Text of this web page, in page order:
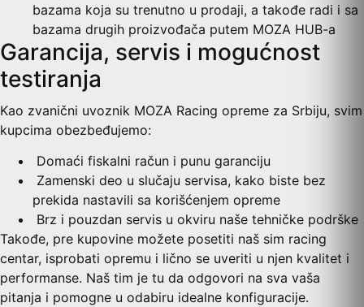
bazama koja su trenutno u prodaji, a takođe radi i sa
bazama drugih proizvođača putem MOZA HUB-a
Garancija, servis i mogućnost
testiranja
Kao zvanični uvoznik MOZA Racing opreme za Srbiju, svim
kupcima obezbeđujemo:
Domaći fiskalni račun i punu garanciju
Zamenski deo u slučaju servisa, kako biste bez
prekida nastavili sa korišćenjem opreme
Brz i pouzdan servis u okviru naše tehničke podrške
Takođe, pre kupovine možete posetiti naš sim racing
centar, isprobati opremu i lično se uveriti u njen kvalitet i
performanse. Naš tim je tu da odgovori na sva vaša
pitanja i pomogne u odabiru idealne konfiguracije.